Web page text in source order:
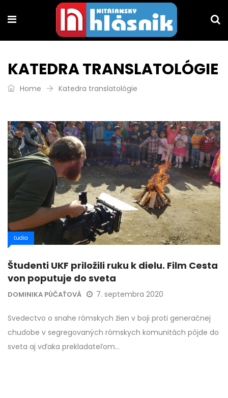
KATEDRA TRANSLATOLÓGIE
Home Katedra translatológie
Ľudia
Študenti UKF priložili ruku k dielu. Film Cesta
von poputuje do sveta
DOMINIKA PÚČAŤOVÁ 7. septembra 2020
Svedectvo o snahe rómskych žien v boji proti generačnej
chudobe v segregovaných rómskych komunitách pôjde do
sveta aj vďaka prekladateľom…